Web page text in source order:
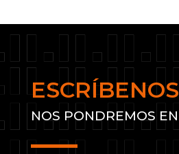
ESCRÍBENOS
NOS PONDREMOS EN